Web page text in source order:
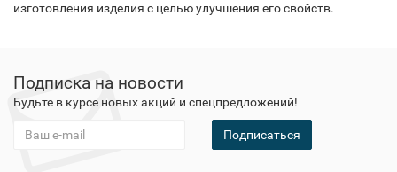
изготовления изделия с целью улучшения его свойств.
Подписка на новости
Будьте в курсе новых акций и спецпредложений!
Подписаться